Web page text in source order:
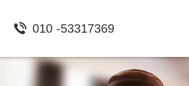
010 -53317369